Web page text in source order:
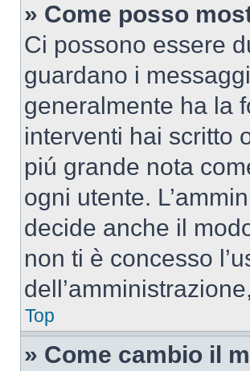
» Come posso
Ci possono essere
guardano i
generalmente ha la
interventi hai scritto
piú grande nota
ogni utente.
decide anche il
non ti è concesso
Top
» Come cambio il